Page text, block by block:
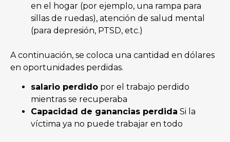
en el hogar (por ejemplo, una rampa para
sillas de ruedas), atención de salud mental
(para depresión, PTSD, etc.)
A continuación, se coloca una cantidad en dólares
en oportunidades perdidas.
salario perdido por el trabajo perdido
mientras se recuperaba
Capacidad de ganancias perdida Si la
víctima ya no puede trabajar en todo